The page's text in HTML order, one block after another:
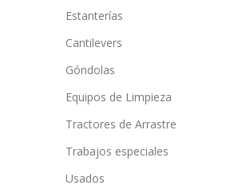
Estanterías
Cantilevers
Góndolas
Equipos de Limpieza
Tractores de Arrastre
Trabajos especiales
Usados